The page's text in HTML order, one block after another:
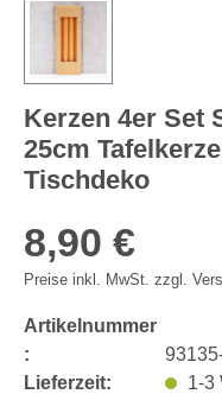
Kerzen 4er Set
25cm
Tischdeko
8,90 €
Preise inkl. MwSt. zzgl.
Artikelnummer
:
Lieferzeit:
1-3